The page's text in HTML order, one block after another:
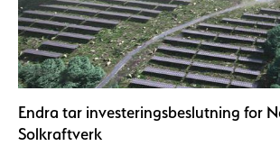
Endra tar investeringsbeslutning for
Solkraftverk